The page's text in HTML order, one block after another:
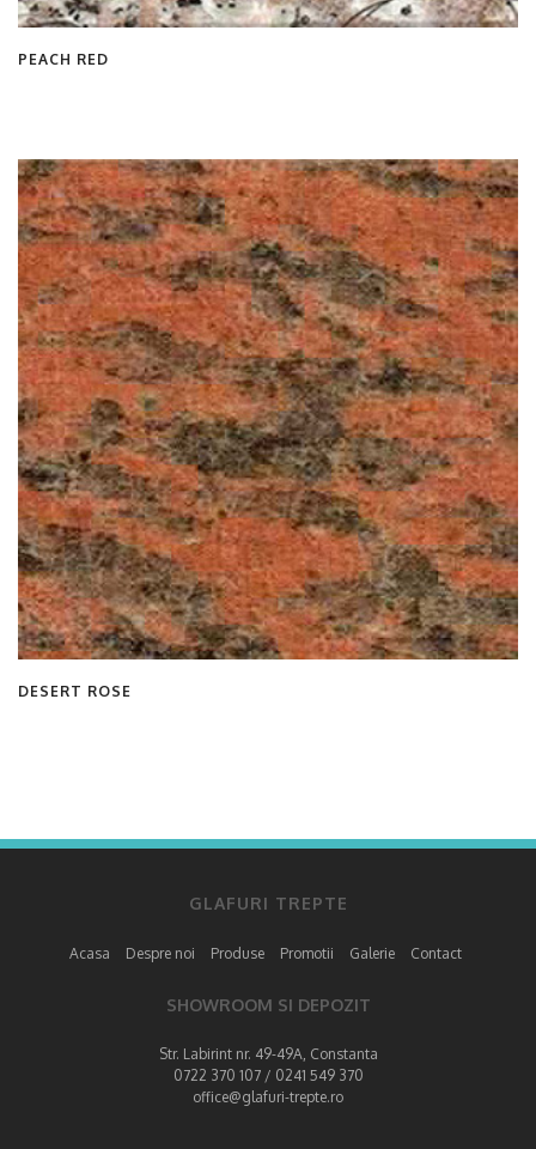
PEACH RED
DESERT ROSE
GLAFURI TREPTE
Acasa Despre noi Produse Promotii Galerie Contact
SHOWROOM SI DEPOZIT
Str. Labirint nr. 49-49A, Constanta
0722 370 107 / 0241 549 370
office@glafuri-trepte.ro